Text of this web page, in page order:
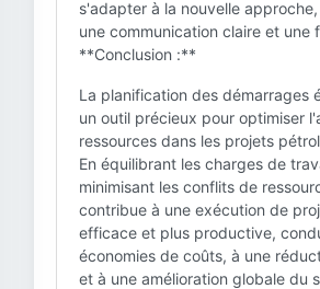
s'adapter à la nouvelle
une communication claire et une
**Conclusion :**
La planification des démarrages
un outil précieux pour optimiser
ressources dans les projets
En équilibrant les charges de
minimisant les conflits de
contribue à une exécution de
efficace et plus productive,
économies de coûts, à une
et à une amélioration globale du